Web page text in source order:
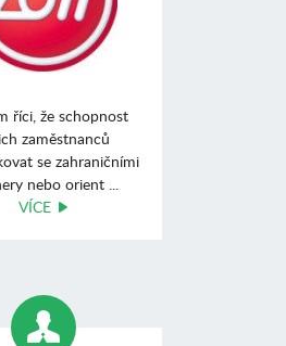
říci, že schopnost
zaměstnanců
se zahraničními
nebo orient ...
VÍCE